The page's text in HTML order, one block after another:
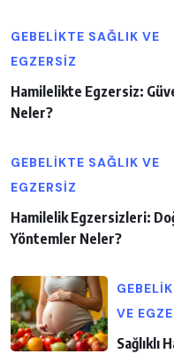
GEBELIKTE SAĞLIK VE
EGZERSIZ
Hamilelikte Egzersiz:
Neler?
GEBELIKTE SAĞLIK VE
EGZERSIZ
Hamilelik Egzersizleri:
Yöntemler Neler?
VE
Sağlıklı